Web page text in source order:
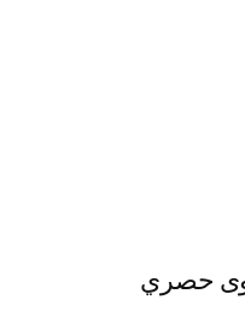
حصري